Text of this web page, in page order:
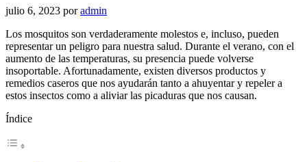
julio 6, 2023 poradmin
Los mosquitos son verdaderamente molestos e, incluso, pueden
representar un peligro para nuestra salud. Durante el verano, con el
aumento de las temperaturas, su presencia puede volverse
insoportable. Afortunadamente, existen diversos productos y
remedios caseros que nos ayudarán tanto a ahuyentar y repeler a
estos insectos como a aliviar las picaduras que nos causan.
Índice